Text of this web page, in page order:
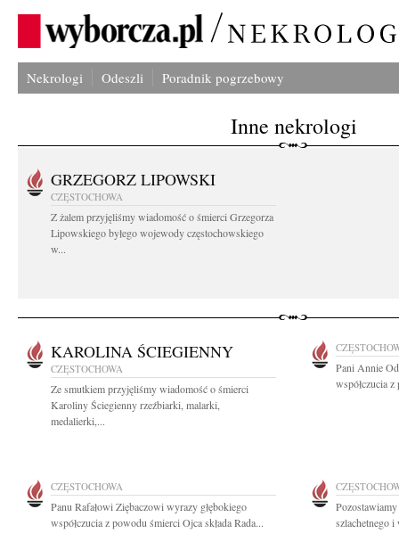
Nekrologi Odeszli Poradnik pogrzebowy
Inne nekrologi
GRZEGORZ LIPOWSKI
CZĘSTOCHOWA
Z żalem przyjęliśmy wiadomość o śmierci Grzegorza
Lipowskiego byłego wojewody częstochowskiego
w...
KAROLINA ŚCIEGIENNY
CZĘSTOCHOWA
Ze smutkiem przyjęliśmy wiadomość o śmierci
Karoliny Ściegienny rzeźbiarki, malarki,
medalierki,...
Pani Annie
współczucia
CZĘSTOCHOWA
Panu Rafałowi Ziębaczowi wyrazy głębokiego
współczucia z powodu śmierci Ojca składa Rada...
szlachetnego